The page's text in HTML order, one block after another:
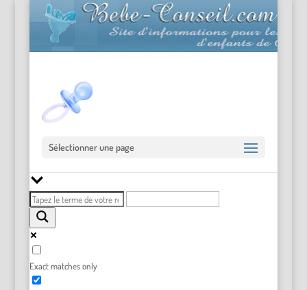
Sélectionner une page
Exact matches only